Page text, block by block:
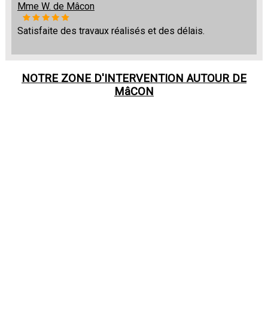
Mme W. de Mâcon
Satisfaite des travaux réalisés et des délais.
NOTRE ZONE D'INTERVENTION AUTOUR DE
MâCON